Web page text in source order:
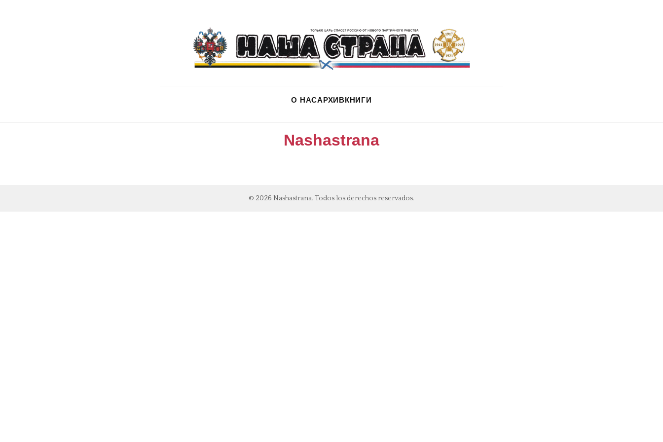
О НАСАРХИВКНИГИ
Nashastrana
© 2026 Nashastrana. Todos los derechos reservados.